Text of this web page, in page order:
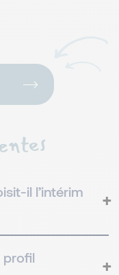
il l’intérim
profil